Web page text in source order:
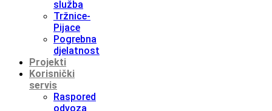
služba
Tržnice-
Pijace
Pogrebna
djelatnost
Projekti
Korisnički
servis
Raspored
odvoza